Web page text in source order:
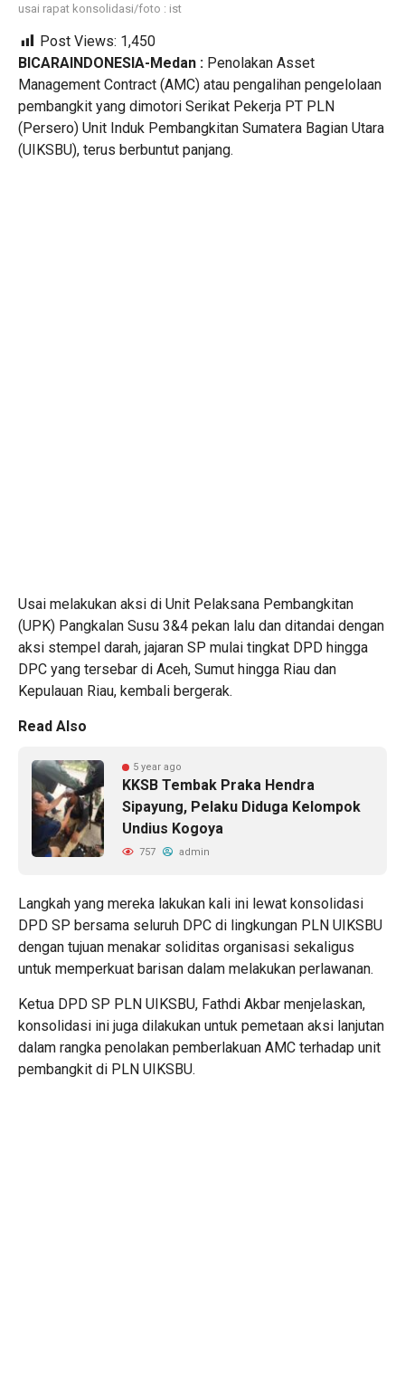
usai rapat konsolidasi/foto : ist
Post Views: 1,450
BICARAINDONESIA-Medan : Penolakan Asset
Management Contract (AMC) atau pengalihan pengelolaan
pembangkit yang dimotori Serikat Pekerja PT PLN
(Persero) Unit Induk Pembangkitan Sumatera Bagian Utara
(UIKSBU), terus berbuntut panjang.
Usai melakukan aksi di Unit Pelaksana Pembangkitan
(UPK) Pangkalan Susu 3&4 pekan lalu dan ditandai dengan
aksi stempel darah, jajaran SP mulai tingkat DPD hingga
DPC yang tersebar di Aceh, Sumut hingga Riau dan
Kepulauan Riau, kembali bergerak.
Read Also
5 year ago
KKSB Tembak Praka Hendra
Sipayung, Pelaku Diduga Kelompok
Undius Kogoya
757 admin
Langkah yang mereka lakukan kali ini lewat konsolidasi
DPD SP bersama seluruh DPC di lingkungan PLN UIKSBU
dengan tujuan menakar soliditas organisasi sekaligus
untuk memperkuat barisan dalam melakukan perlawanan.
Ketua DPD SP PLN UIKSBU, Fathdi Akbar menjelaskan,
konsolidasi ini juga dilakukan untuk pemetaan aksi lanjutan
dalam rangka penolakan pemberlakuan AMC terhadap unit
pembangkit di PLN UIKSBU.